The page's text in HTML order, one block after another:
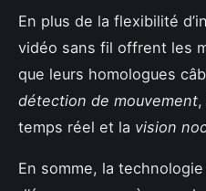
En plus de la flexibilité
vidéo sans fil offrent les
que leurs homologues
détection de mouvement
temps réel et la vision
En somme, la